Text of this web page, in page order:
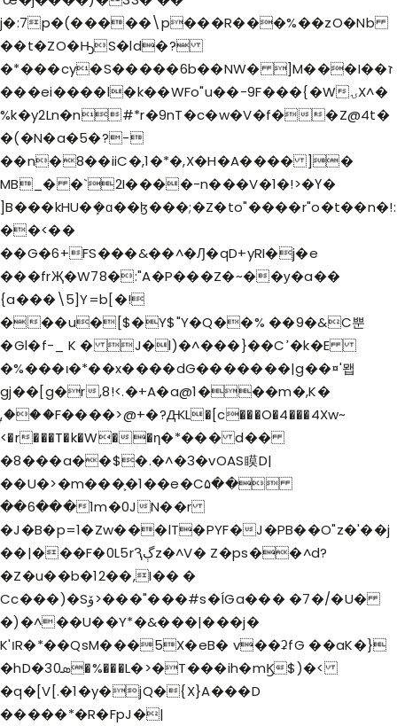
j�:7p�(�����\p���R���%��zO�Nb
��t�ZO�ԢS�ld�?
�*���cy�S�����6b��NW� ]M���I��ז
���ei����l�k��WFo"u��-9F���{�WۍX^�
%k�y2Ln�n#*r�9nT�c�w�V�f��Z@4t�
�(�N�a�5�?-
��n�8��iiC�,1�*�,X�H�A���� ]�
MB_� �`2I����-n���V�1�!>�Ү�
]B���kHU�ܾ�ɑ��ɮ���;�Z�to"����r"o�t��n�!:
��<��
��G�6+FS���&��^�Ԓ�qD+yRI�j�e
���frҖ�W78�:"A�P���Z�~��у�a��
{a���\5]Y=b[�!
���u�[$�Y$"Y�Q��% ��9�&C뿐
�Gl�f-_ K � J�l)�^���}��Cߴ�k�E
�%���ι�*��x����dG�������|g��¤'뫱
gj��[g�r,8!<.�+A�a@1���m�,K�
ۭ,���F����>@+�?ԪL�[c���O�4���4Xw~
<�r���T�k�W��η�*��� d��
�8���a��$�.�^�3�vOAS瞙D|
��U�>�m���͕�1��e�C۵��
��6���1m�0JN��r
�J�B�p=1�Zw���lT�PYF�J�PB��O"z�'��j
��|���F�0L5rԆڳz�^V� Z�ps��^d?
�Z�u��b�12��,I�� �
Cc���)�Sۆ>���"���#s�ÍGa��� �7�/�U�
�)�^��U��Y*�&���|���j�
K'וR�*��QsM���5X�eB� v��ʡfG ��aK�}
�hD�3ܣ0�%���L�>�T���ih�mϏ$)�<
�q�[V[.�1�y�jQ�{X}A���D
�����*�R�FpJ�|